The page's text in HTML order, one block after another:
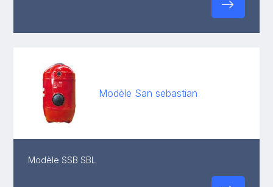
Modèle San sebastian
Modèle SSB SBL